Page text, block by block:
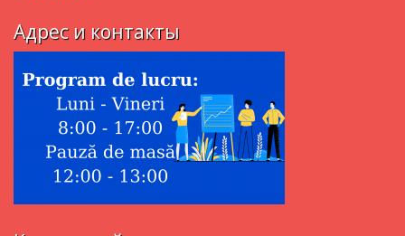
Адрес и контакты